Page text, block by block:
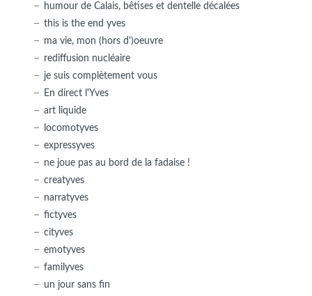
humour de Calais, bêtises et dentelle décalées
this is the end yves
ma vie, mon (hors d')oeuvre
rediffusion nucléaire
je suis complètement vous
En direct l'Yves
art liquide
locomotyves
expressyves
ne joue pas au bord de la fadaise !
creatyves
narratyves
fictyves
cityves
emotyves
familyves
un jour sans fin